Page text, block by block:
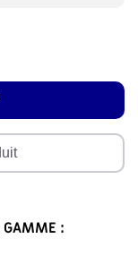
GAMME :